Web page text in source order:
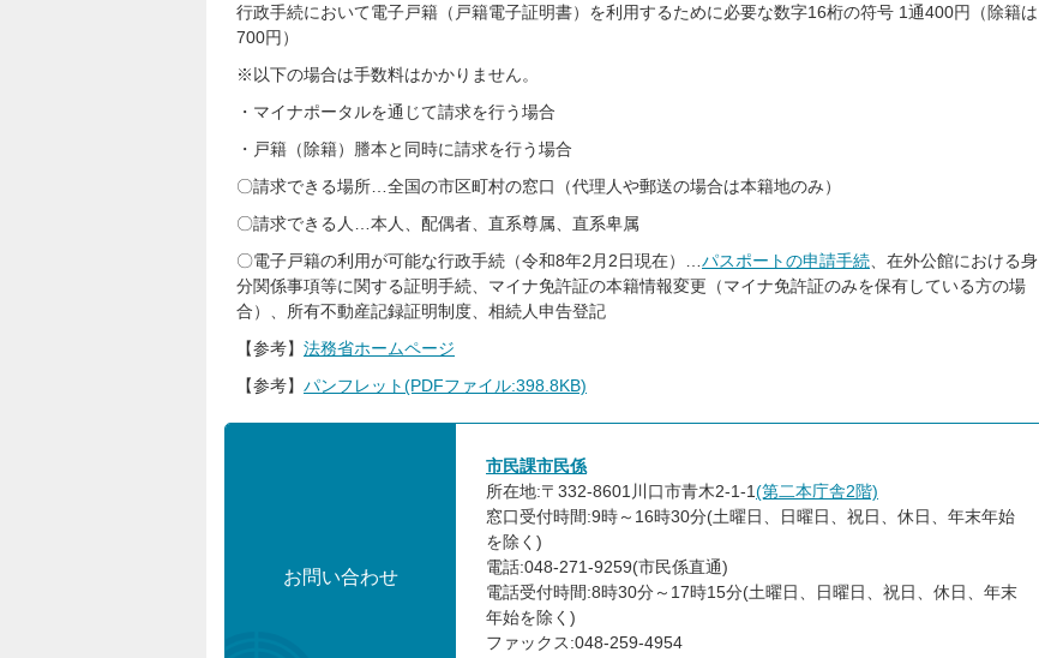
行政手続において電子戸籍（戸籍電子証明書）を利用するために必要な数字16桁の符号 1通400円（除籍は
700円）
※以下の場合は手数料はかかりません。
・マイナポータルを通じて請求を行う場合
・戸籍（除籍）謄本と同時に請求を行う場合
〇請求できる場所…全国の市区町村の窓口（代理人や郵送の場合は本籍地のみ）
〇請求できる人…本人、配偶者、直系尊属、直系卑属
〇電子戸籍の利用が可能な行政手続（令和8年2月2日現在）… パスポートの申請手続 、在外公館における身
分関係事項等に関する証明手続、マイナ免許証の本籍情報変更（マイナ免許証のみを保有している方の場
合）、所有不動産記録証明制度、相続人申告登記
【参考】 法務省ホームページ
【参考】 パンフレット(PDFファイル:398.8KB)
お問い合わせ
市民課市民係
所在地:〒332-8601川口市青木2-1-1(第二本庁舎2階)
窓口受付時間:9時～16時30分(土曜日、日曜日、祝日、休日、年末年始
を除く)
電話:048-271-9259(市民係直通)
電話受付時間:8時30分～17時15分(土曜日、日曜日、祝日、休日、年末
年始を除く)
ファックス:048-259-4954